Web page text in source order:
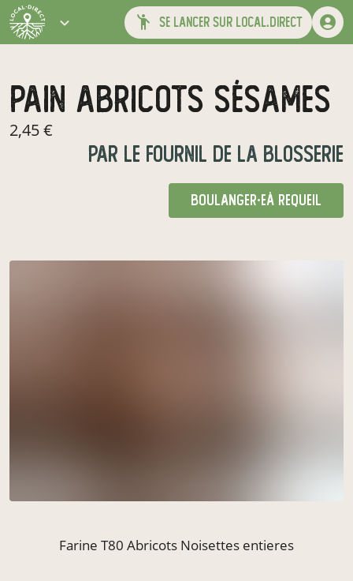
se lancer sur local.direct
pain abricots sésames
2,45 €
par le fournil de la blosserie
boulanger·eà requeil
Farine T80 Abricots Noisettes entieres